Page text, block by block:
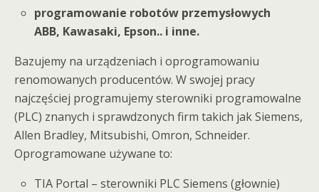
programowanie robotów przemysłowych
ABB, Kawasaki, Epson.. i inne.
Bazujemy na urządzeniach i oprogramowaniu
renomowanych producentów. W swojej pracy
najczęściej programujemy sterowniki programowalne
(PLC) znanych i sprawdzonych firm takich jak Siemens,
Allen Bradley, Mitsubishi, Omron, Schneider.
Oprogramowane używane to:
TIA Portal – sterowniki PLC Siemens (głownie)